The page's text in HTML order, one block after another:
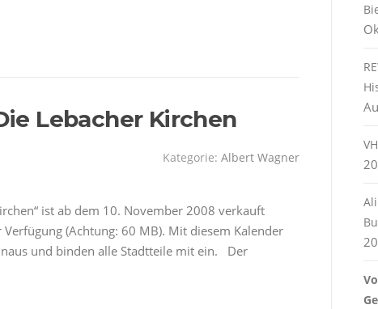
Lebacher Kirchen
Kategorie: Albert Wagner
ist ab dem 10. November 2008 verkauft
(Achtung: 60 MB). Mit diesem Kalender
und binden alle Stadtteile mit ein. Der